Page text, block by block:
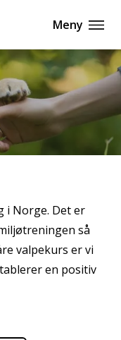
Meny
i Norge. Det er
så
valpekurs er vi
en positiv